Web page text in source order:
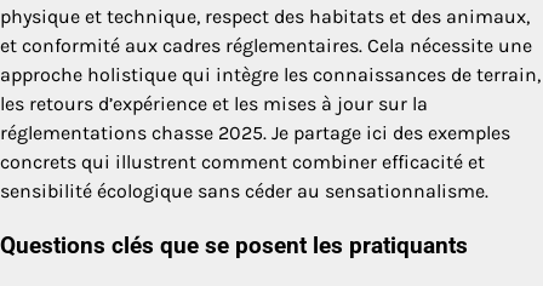
physique et technique, respect des habitats et des animaux,
et conformité aux cadres réglementaires. Cela nécessite une
approche holistique qui intègre les connaissances de terrain,
les retours d’expérience et les mises à jour sur la
réglementations chasse 2025. Je partage ici des exemples
concrets qui illustrent comment combiner efficacité et
sensibilité écologique sans céder au sensationnalisme.
Questions clés que se posent les pratiquants